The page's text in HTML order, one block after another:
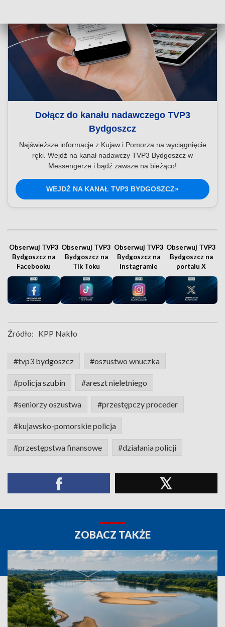
Dołącz do kanału nadawczego TVP3
Bydgoszcz
Najświeższe informacje z Kujaw i Pomorza na wyciągnięcie
ręki. Wejdź na kanał nadawczy TVP3 Bydgoszcz w
Messengerze i bądź zawsze na bieżąco!
WEJDŹ NA KANAŁ TVP3 BYDGOSZCZ»
Obserwuj TVP3
Bydgoszcz na
Facebooku
Obserwuj TVP3
Bydgoszcz na
Tik Toku
Obserwuj TVP3
Bydgoszcz na
Instagramie
Obserwuj TVP3
Bydgoszcz na
portalu X
Źródło: KPP Nakło
#tvp3 bydgoszcz #oszustwo wnuczka
#policja szubin #areszt nieletniego
#seniorzy oszustwa #przestępczy proceder
#kujawsko-pomorskie policja
#przestępstwa finansowe #działania policji
ZOBACZ TAKŻE